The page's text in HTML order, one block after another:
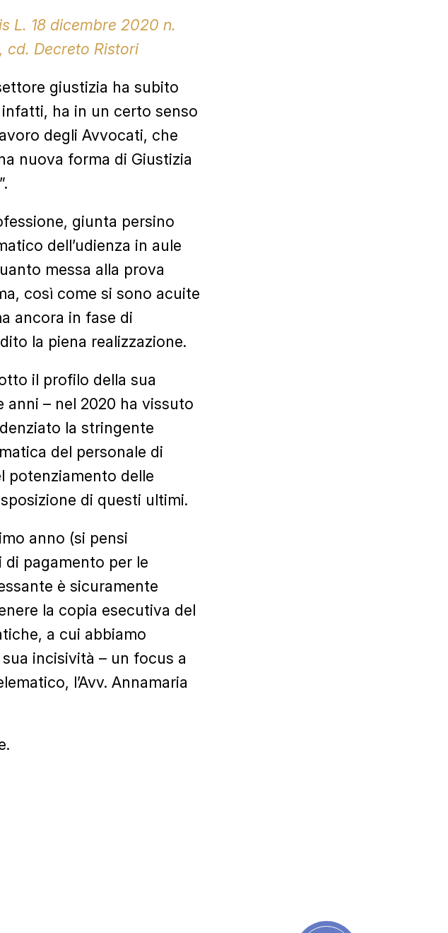
L. 18 dicembre 2020 n.
cd. Decreto Ristori
giustizia ha subito
ha in un certo senso
degli Avvocati, che
nuova forma di Giustizia
giunta persino
dell’udienza in aule
messa alla prova
così come si sono acuite
ancora in fase di
la piena realizzazione.
il profilo della sua
anni – nel 2020 ha vissuto
la stringente
del personale di
potenziamento delle
di questi ultimi.
anno (si pensi
di pagamento per le
è sicuramente
la copia esecutiva del
a cui abbiamo
incisività – un focus a
l’Avv. Annamaria